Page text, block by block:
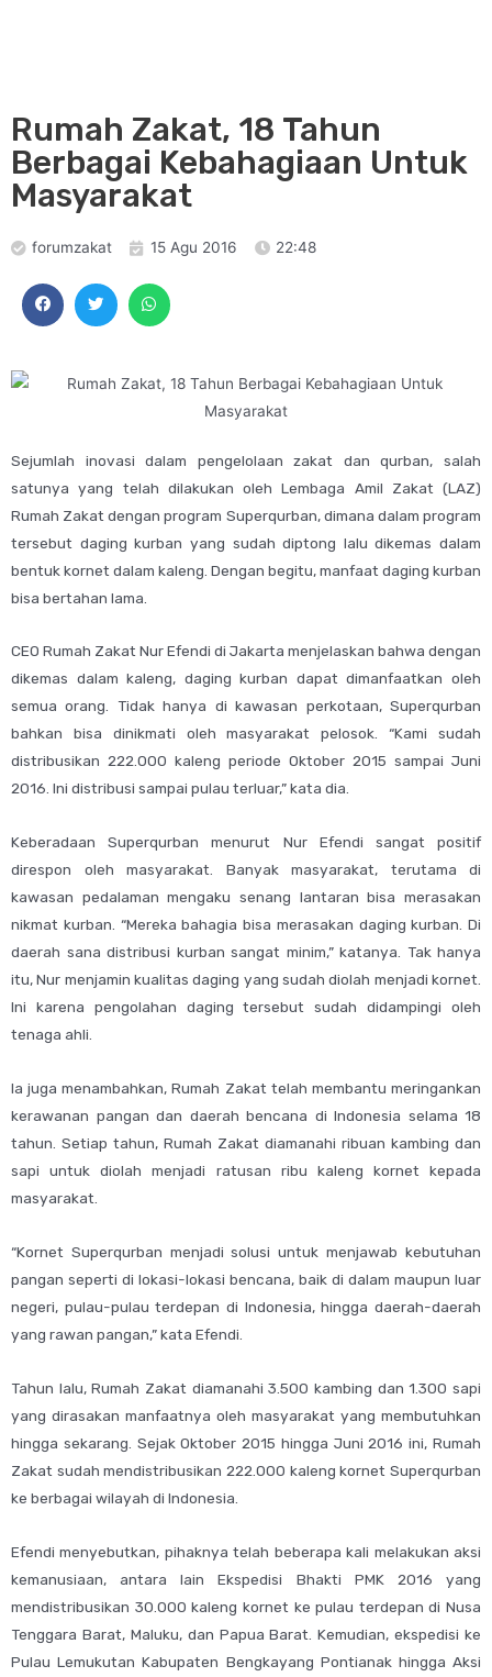
Rumah Zakat, 18 Tahun
Berbagai Kebahagiaan Untuk
Masyarakat
forumzakat 15 Agu 2016 22:48
Sejumlah inovasi dalam pengelolaan zakat dan qurban, salah
satunya yang telah dilakukan oleh Lembaga Amil Zakat (LAZ)
Rumah Zakat dengan program Superqurban, dimana dalam program
tersebut daging kurban yang sudah diptong lalu dikemas dalam
bentuk kornet dalam kaleng. Dengan begitu, manfaat daging kurban
bisa bertahan lama.
CEO Rumah Zakat Nur Efendi di Jakarta menjelaskan bahwa dengan
dikemas dalam kaleng, daging kurban dapat dimanfaatkan oleh
semua orang. Tidak hanya di kawasan perkotaan, Superqurban
bahkan bisa dinikmati oleh masyarakat pelosok. “Kami sudah
distribusikan 222.000 kaleng periode Oktober 2015 sampai Juni
2016. Ini distribusi sampai pulau terluar,” kata dia.
Keberadaan Superqurban menurut Nur Efendi sangat positif
direspon oleh masyarakat. Banyak masyarakat, terutama di
kawasan pedalaman mengaku senang lantaran bisa merasakan
nikmat kurban. “Mereka bahagia bisa merasakan daging kurban. Di
daerah sana distribusi kurban sangat minim,” katanya. Tak hanya
itu, Nur menjamin kualitas daging yang sudah diolah menjadi kornet.
Ini karena pengolahan daging tersebut sudah didampingi oleh
tenaga ahli.
Ia juga menambahkan, Rumah Zakat telah membantu meringankan
kerawanan pangan dan daerah bencana di Indonesia selama 18
tahun. Setiap tahun, Rumah Zakat diamanahi ribuan kambing dan
sapi untuk diolah menjadi ratusan ribu kaleng kornet kepada
masyarakat.
“Kornet Superqurban menjadi solusi untuk menjawab kebutuhan
pangan seperti di Iokasi-Iokasi bencana, baik di dalam maupun luar
negeri, pulau-pulau terdepan di Indonesia, hingga daerah-daerah
yang rawan pangan,” kata Efendi.
Tahun Ialu, Rumah Zakat diamanahi 3.500 kambing dan 1.300 sapi
yang dirasakan manfaatnya oleh masyarakat yang membutuhkan
hingga sekarang. Sejak Oktober 2015 hingga Juni 2016 ini, Rumah
Zakat sudah mendistribusikan 222.000 kaleng kornet Superqurban
ke berbagai wilayah di Indonesia.
Efendi menyebutkan, pihaknya telah beberapa kali melakukan aksi
kemanusiaan, antara lain Ekspedisi Bhakti PMK 2016 yang
mendistribusikan 30.000 kaleng kornet ke pulau terdepan di Nusa
Tenggara Barat, Maluku, dan Papua Barat. Kemudian, ekspedisi ke
Pulau Lemukutan Kabupaten Bengkayang Pontianak hingga Aksi